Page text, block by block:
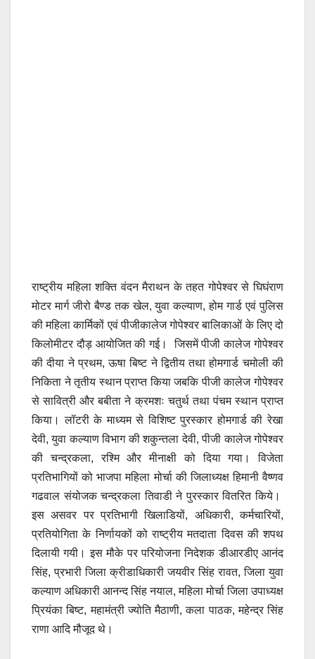
राष्ट्रीय महिला शक्ति वंदन मैराथन के तहत गोपेश्वर से घिघंराण
मोटर मार्ग जीरो बैण्ड तक खेल, युवा कल्याण, होम गार्ड एवं पुलिस
की महिला कार्मिकों एवं पीजीकालेज गोपेश्वर बालिकाओं के लिए दो
किलोमीटर दौड़ आयोजित की गई। जिसमें पीजी कालेज गोपेश्वर
की दीया ने प्रथम, ऊषा बिष्ट ने द्वितीय तथा होमगार्ड चमोली की
निकिता ने तृतीय स्थान प्राप्त किया जबकि पीजी कालेज गोपेश्वर
से सावित्री और बबीता ने क्रमशः चतुर्थ तथा पंचम स्थान प्राप्त
किया। लॉटरी के माध्यम से विशिष्ट पुरस्कार होमगार्ड की रेखा
देवी, युवा कल्याण विभाग की शकुन्तला देवी, पीजी कालेज गोपेश्वर
की चन्द्रकला, रश्मि और मीनाक्षी को दिया गया। विजेता
प्रतिभागियों को भाजपा महिला मोर्चा की जिलाध्यक्ष हिमानी वैष्णव
गढवाल संयोजक चन्द्रकला तिवाडी ने पुरस्कार वितरित किये।
इस असवर पर प्रतिभागी खिलाडियों, अधिकारी, कर्मचारियों,
प्रतियोगिता के निर्णायकों को राष्ट्रीय मतदाता दिवस की शपथ
दिलायी गयी। इस मौके पर परियोजना निदेशक डीआरडीए आनंद
सिंह, प्रभारी जिला क्रीडाधिकारी जयवीर सिंह रावत, जिला युवा
कल्याण अधिकारी आनन्द सिंह नयाल, महिला मोर्चा जिला उपाध्यक्ष
प्रियंका बिष्ट, महामंत्री ज्योति मैठाणी, कला पाठक, महेन्द्र सिंह
राणा आदि मौजूद थे।